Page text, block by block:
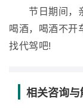
节日期间，亲
喝酒，喝酒不开
找代驾吧!
相关咨询与